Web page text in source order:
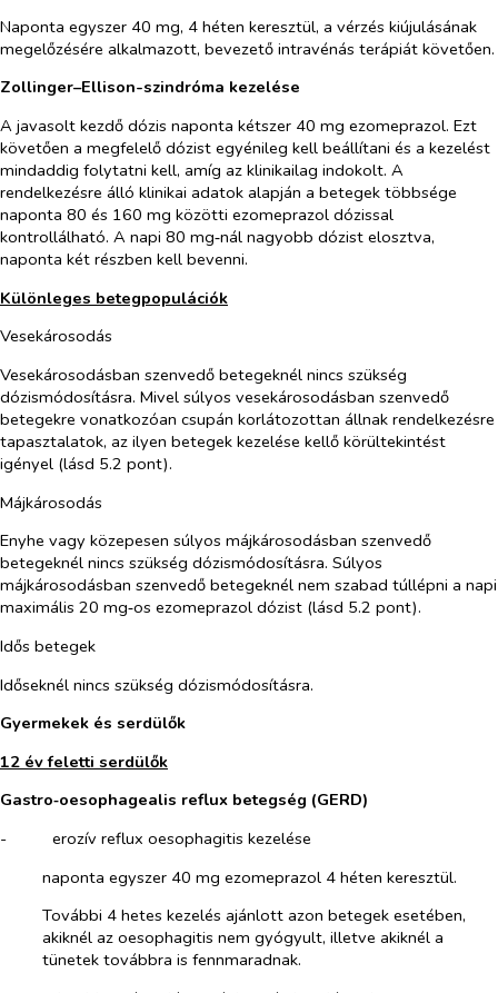
Naponta egyszer 40 mg, 4 héten keresztül, a vérzés kiújulásának
megelőzésére alkalmazott, bevezető intravénás terápiát követően.
Zollinger–Ellison-szindróma kezelése
A javasolt kezdő dózis naponta kétszer 40 mg ezomeprazol. Ezt
követően a megfelelő dózist egyénileg kell beállítani és a kezelést
mindaddig folytatni kell, amíg az klinikailag indokolt. A
rendelkezésre álló klinikai adatok alapján a betegek többsége
naponta 80 és 160 mg közötti ezomeprazol dózissal
kontrollálható. A napi 80 mg‑nál nagyobb dózist elosztva,
naponta két részben kell bevenni.
Különleges betegpopulációk
Vesekárosodás
Vesekárosodásban szenvedő betegeknél nincs szükség
dózismódosításra. Mivel súlyos vesekárosodásban szenvedő
betegekre vonatkozóan csupán korlátozottan állnak rendelkezésre
tapasztalatok, az ilyen betegek kezelése kellő körültekintést
igényel (lásd 5.2 pont).
Májkárosodás
Enyhe vagy közepesen súlyos májkárosodásban szenvedő
betegeknél nincs szükség dózismódosításra. Súlyos
májkárosodásban szenvedő betegeknél nem szabad túllépni a napi
maximális 20 mg‑os ezomeprazol dózist (lásd 5.2 pont).
Idős betegek
Időseknél nincs szükség dózismódosításra.
Gyermekek és serdülők
12 év feletti serdülők
Gastro‑oesophagealis reflux betegség (GERD)
-​
erozív reflux oesophagitis kezelése
naponta egyszer 40 mg ezomeprazol 4 héten keresztül.
További 4 hetes kezelés ajánlott azon betegek esetében,
akiknél az oesophagitis nem gyógyult, illetve akiknél a
tünetek továbbra is fennmaradnak.